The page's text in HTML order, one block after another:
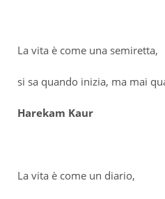
La vita è come una semiretta,
si sa quando inizia, ma mai
Harekam Kaur
La vita è come un diario,